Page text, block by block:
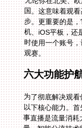
观赛。
六大功能护
为了彻底解决观
以下核心能力。
事直播是流量消
量。智能分流技
影音、游戏的流
流量则走普通通
独享的高速带宽
以上带宽，这就
别公共VPN的拥